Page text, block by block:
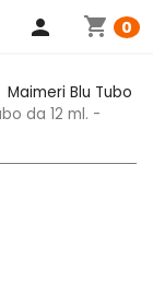
shopping_cart 0
person
Maimeri Blu Tubo
da 12 ml. -